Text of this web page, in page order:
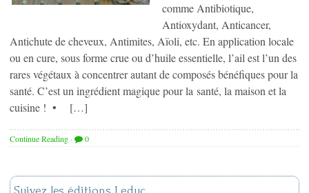
comme Antibiotique,
Antioxydant, Anticancer,
Antichute de cheveux, Antimites, Aïoli, etc. En application locale
ou en cure, sous forme crue ou d’huile essentielle, l’ail est l’un des
rares végétaux à concentrer autant de composés bénéfiques pour la
santé. C’est un ingrédient magique pour la santé, la maison et la
cuisine ! • […]
Continue Reading · 0